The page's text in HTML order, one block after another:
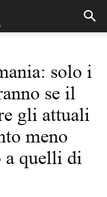
solo i
se il
gli attuali
meno
a quelli di